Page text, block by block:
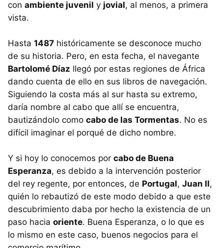
con ambiente juvenil y jovial, al menos, a primera
vista.
Hasta 1487 históricamente se desconoce mucho
de su historia. Pero, en esta fecha, el navegante
Bartolomé Díaz llegó por estas regiones de África
dando cuenta de ello en sus libros de navegación.
Siguiendo la costa más al sur hasta su extremo,
daría nombre al cabo que allí se encuentra,
bautizándolo como cabo de las Tormentas. No es
difícil imaginar el porqué de dicho nombre.
Y si hoy lo conocemos por cabo de Buena
Esperanza, es debido a la intervención posterior
del rey regente, por entonces, de Portugal, Juan II,
quién lo rebautizó de este modo debido a que este
descubrimiento daba por hecho la existencia de un
paso hacia oriente. Buena Esperanza, o lo que es
lo mismo en este caso, buenos negocios para el